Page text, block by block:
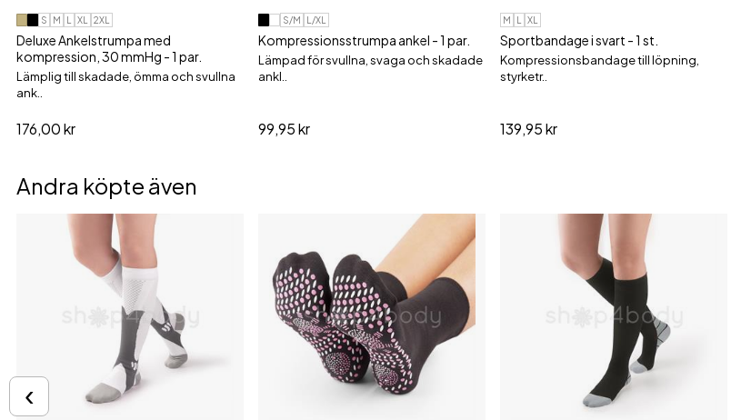
S M L XL 2XL
Deluxe Ankelstrumpa med
kompression, 30 mmHg - 1 par.
Lämplig till skadade, ömma och svullna
ank..
176,00 kr
S/M L/XL
Kompressionsstrumpa ankel - 1 par.
Lämpad för svullna, svaga och skadade
ankl..
99,95 kr
M L XL
Sportbandage i svart - 1 st.
Kompressionsbandage till löpning,
styrketr..
139,95 kr
Andra köpte även
‹